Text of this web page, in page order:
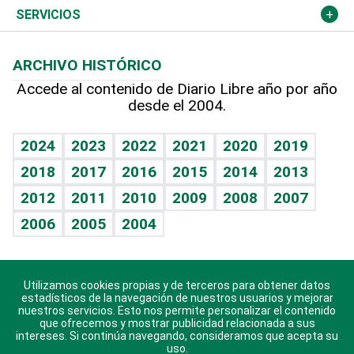
Resto del mundo
Economía personal
Podcast Arte Libre
Hablando con el pediatra
Vida y familia
Eñe
Celebrando la vida
Sin complejos
En pocas palabras
Escuchando al corazón
Economía Personal
Más deportes
TBT Deportivo
Columnistas
Más firmas
Cambio climático
Opinión
Hecho en casa
Guía del dinero
SERVICIOS
Cumpleaños
Horóscopos
Crucigramas
ARCHIVO HISTÓRICO
Accede al contenido de Diario Libre año por año
desde el 2004.
2024 2023 2022 2021 2020
2019
2018
2017 2016 2015 2014
2013
2012
2011 2010 2009 2008
2007
2006
2005 2004
Descarga nuestras aplicaciones para Android, iOS y
sistema Huawei.
Utilizamos cookies propias y de terceros para obtener datos
estadísticos de la navegación de nuestros usuarios y mejorar
nuestros servicios. Esto nos permite personalizar el contenido
que ofrecemos y mostrar publicidad relacionada a sus
intereses. Si continúa navegando, consideramos que acepta su
uso.